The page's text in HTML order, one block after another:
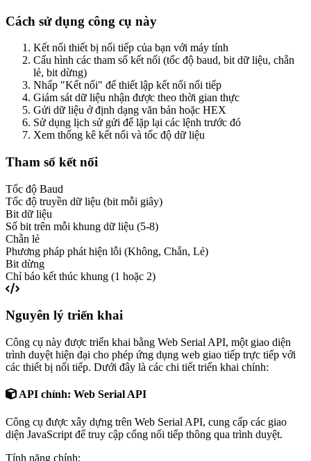
Cách sử dụng công cụ này
Kết nối thiết bị nối tiếp của bạn với máy tính
Cấu hình các tham số kết nối (tốc độ baud, bit dữ liệu, chẵn
lẻ, bit dừng)
Nhấp "Kết nối" để thiết lập kết nối nối tiếp
Giám sát dữ liệu nhận được theo thời gian thực
Gửi dữ liệu ở định dạng văn bản hoặc HEX
Sử dụng lịch sử gửi để lặp lại các lệnh trước đó
Xem thống kê kết nối và tốc độ dữ liệu
Tham số kết nối
Tốc độ Baud
Tốc độ truyền dữ liệu (bit mỗi giây)
Bit dữ liệu
Số bit trên mỗi khung dữ liệu (5-8)
Chẵn lẻ
Phương pháp phát hiện lỗi (Không, Chẵn, Lẻ)
Bit dừng
Chỉ báo kết thúc khung (1 hoặc 2)
Nguyên lý triển khai
Công cụ này được triển khai bằng Web Serial API, một giao diện
trình duyệt hiện đại cho phép ứng dụng web giao tiếp trực tiếp với
các thiết bị nối tiếp. Dưới đây là các chi tiết triển khai chính:
API chính: Web Serial API
Công cụ được xây dựng trên Web Serial API, cung cấp các giao
diện JavaScript để truy cập cổng nối tiếp thông qua trình duyệt.
Tính năng chính: